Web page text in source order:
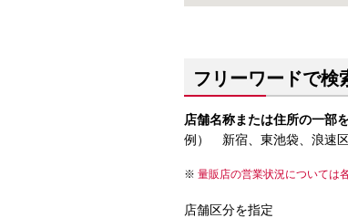
フリーワードで検
店舗名称または住所の一部
例） 新宿、東池袋、浪速
量販店の営業状況については
店舗区分を指定